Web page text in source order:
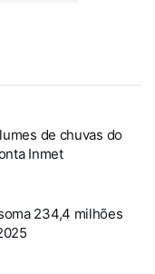
de chuvas do
Inmet
234,4 milhões